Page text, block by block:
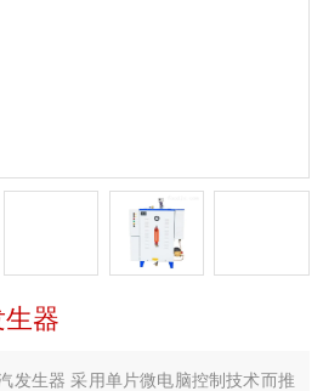
器
发生器 采用单片微电脑控制技术而推